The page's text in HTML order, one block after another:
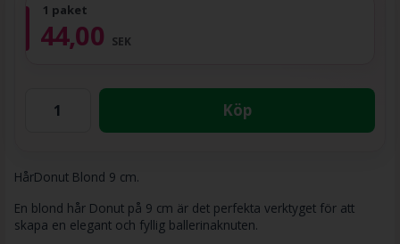
1 paket
44,00 SEK
Köp
HårDonut Blond 9 cm.
En blond hår Donut på 9 cm är det perfekta verktyget för att
skapa en elegant och fyllig ballerinaknuten.